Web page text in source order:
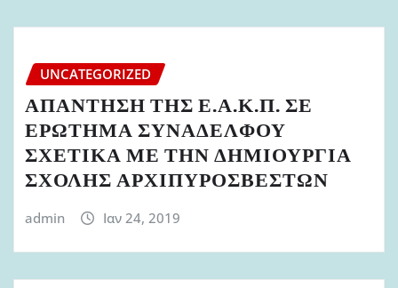
UNCATEGORIZED
ΑΠΑΝΤΗΣΗ ΤΗΣ Ε.Α.Κ.Π. ΣΕ
ΕΡΩΤΗΜΑ ΣΥΝΑΔΕΛΦΟΥ
ΣΧΕΤΙΚΑ ΜΕ ΤΗΝ ΔΗΜΙΟΥΡΓΙΑ
ΣΧΟΛΗΣ ΑΡΧΙΠΥΡΟΣΒΕΣΤΩΝ
admin Ιαν 24, 2019